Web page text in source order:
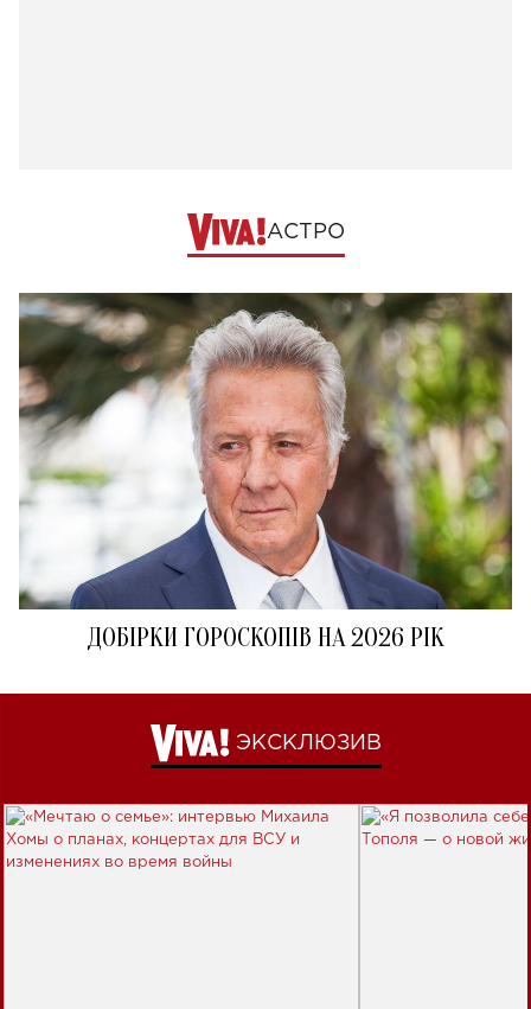
АСТРО
ДОБІРКИ ГОРОСКОПІВ НА 2026 РІК
ЭКСКЛЮЗИВ